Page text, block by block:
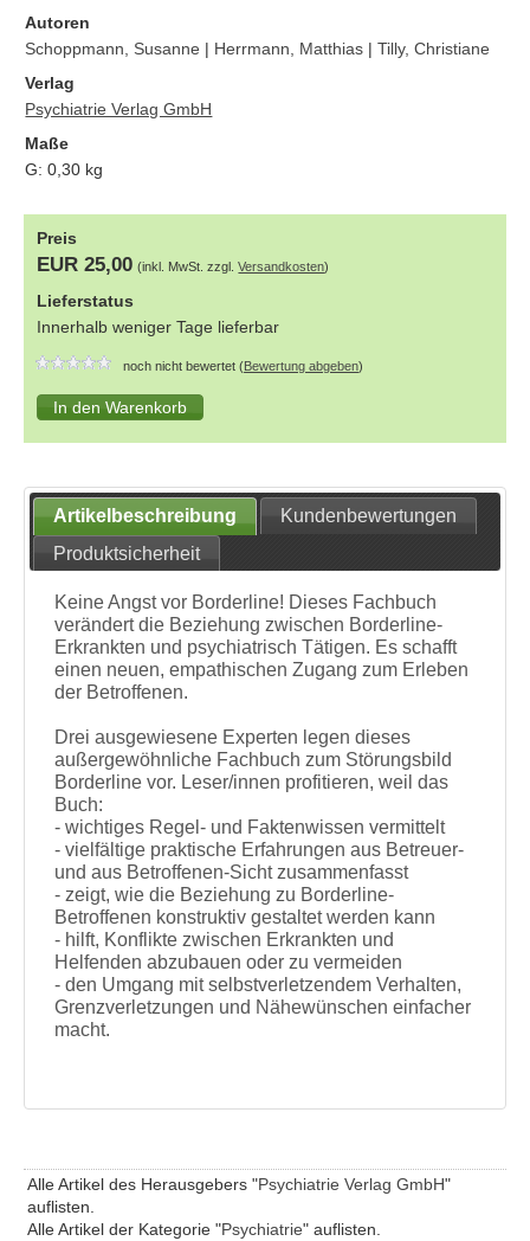
Autoren
Schoppmann, Susanne | Herrmann, Matthias |Tilly, Christiane
Verlag
Psychiatrie Verlag GmbH
Maße
G:0,30 kg
Preis
EUR 25,00 (inkl. MwSt. zzgl.Versandkosten)
Lieferstatus
Innerhalb weniger Tage lieferbar
noch nicht bewertet (Bewertung abgeben)
Artikelbeschreibung
Kundenbewertungen
Produktsicherheit
Keine Angst vor Borderline! Dieses Fachbuch
verändert die Beziehung zwischen Borderline-
Erkrankten und psychiatrisch Tätigen. Es schafft
einen neuen, empathischen Zugang zum Erleben
der Betroffenen.
Drei ausgewiesene Experten legen dieses
außergewöhnliche Fachbuch zum Störungsbild
Borderline vor. Leser/innen profitieren, weil das
Buch:
- wichtiges Regel- und Faktenwissen vermittelt
- vielfältige praktische Erfahrungen aus Betreuer-
und aus Betroffenen-Sicht zusammenfasst
- zeigt, wie die Beziehung zu Borderline-
Betroffenen konstruktiv gestaltet werden kann
- hilft, Konflikte zwischen Erkrankten und
Helfenden abzubauen oder zu vermeiden
- den Umgang mit selbstverletzendem Verhalten,
Grenzverletzungen und Nähewünschen einfacher
macht.
Alle Artikel des Herausgebers "Psychiatrie Verlag GmbH"
auflisten.
Alle Artikel der Kategorie "Psychiatrie" auflisten.